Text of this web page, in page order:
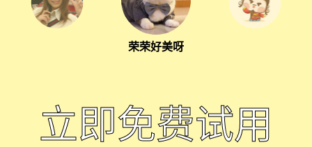
荣荣好美呀
立即免费试用